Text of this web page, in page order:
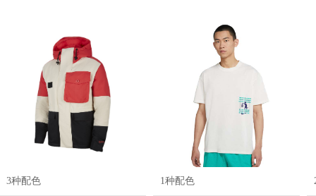
3种配色 1种配色